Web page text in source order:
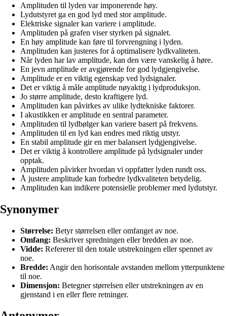
Amplituden til lyden var imponerende høy.
Lydutstyret ga en god lyd med stor amplitude.
Elektriske signaler kan variere i amplitude.
Amplituden på grafen viser styrken på signalet.
En høy amplitude kan føre til forvrengning i lyden.
Amplituden kan justeres for å optimalisere lydkvaliteten.
Når lyden har lav amplitude, kan den være vanskelig å høre.
En jevn amplitude er avgjørende for god lydgjengivelse.
Amplitude er en viktig egenskap ved lydsignaler.
Det er viktig å måle amplitude nøyaktig i lydproduksjon.
Jo større amplitude, desto kraftigere lyd.
Amplituden kan påvirkes av ulike lydtekniske faktorer.
I akustikken er amplitude en sentral parameter.
Amplituden til lydbølger kan variere basert på frekvens.
Amplituden til en lyd kan endres med riktig utstyr.
En stabil amplitude gir en mer balansert lydgjengivelse.
Det er viktig å kontrollere amplitude på lydsignaler under
opptak.
Amplituden påvirker hvordan vi oppfatter lyden rundt oss.
Å justere amplitude kan forbedre lydkvaliteten betydelig.
Amplituden kan indikere potensielle problemer med lydutstyr.
Synonymer
Størrelse: Betyr størrelsen eller omfanget av noe.
Omfang: Beskriver spredningen eller bredden av noe.
Vidde: Refererer til den totale utstrekningen eller spennet av
noe.
Bredde: Angir den horisontale avstanden mellom ytterpunktene
til noe.
Dimensjon: Betegner størrelsen eller utstrekningen av en
gjenstand i en eller flere retninger.